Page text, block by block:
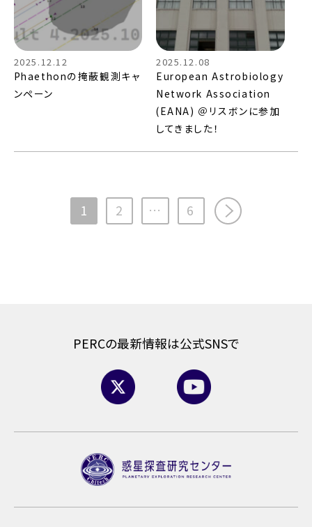
2025.12.12
Phaethonの掩蔽観測キャ
ンペーン
2025.12.08
European Astrobiology
Network Association
(EANA) ＠リスボンに参加
してきました！
1 2 … 6
次へ>>
PERCの最新情報は公式SNSで